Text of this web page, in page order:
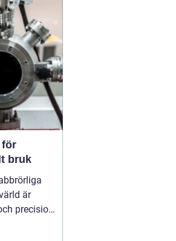
upp
inne.
för
bruk
är
precision
En